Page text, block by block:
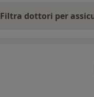
Filtra dottori per